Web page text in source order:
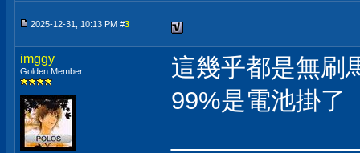
2025-12-31, 10:13 PM #3
imggy
Golden Member
這幾乎都是無刷
99%是電池掛了